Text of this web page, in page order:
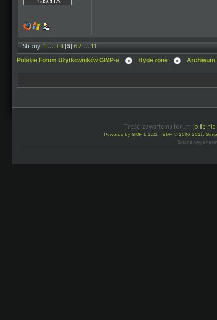
Strony:1...34[5]67...11
Polskie Forum Użytkowników GIMP-a Hyde zone Archiwum
Treści zawarte na forum (o ile
Powered by SMF 1.1.21 | SMF © 2006-2011,
Strona